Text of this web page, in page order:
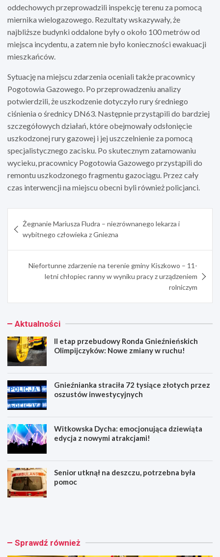
oddechowych przeprowadzili inspekcję terenu za pomocą
miernika wielogazowego. Rezultaty wskazywały, że
najbliższe budynki oddalone były o około 100 metrów od
miejsca incydentu, a zatem nie było konieczności ewakuacji
mieszkańców.
Sytuację na miejscu zdarzenia oceniali także pracownicy
Pogotowia Gazowego. Po przeprowadzeniu analizy
potwierdzili, że uszkodzenie dotyczyło rury średniego
ciśnienia o średnicy DN63. Następnie przystąpili do bardziej
szczegółowych działań, które obejmowały odsłonięcie
uszkodzonej rury gazowej i jej uszczelnienie za pomocą
specjalistycznego zacisku. Po skutecznym zatamowaniu
wycieku, pracownicy Pogotowia Gazowego przystąpili do
remontu uszkodzonego fragmentu gazociągu. Przez cały
czas interwencji na miejscu obecni byli również policjanci.
wpisu
Żegnanie Mariusza Fludra – niezrównanego lekarza i
wybitnego człowieka z Gniezna
Niefortunne zdarzenie na terenie gminy Kiszkowo – 11-
letni chłopiec ranny w wyniku pracy z urządzeniem
rolniczym
Aktualności
II etap przebudowy Ronda Gnieźnieńskich
Olimpijczyków: Nowe zmiany w ruchu!
Gnieźnianka straciła 72 tysiące złotych przez
oszustów inwestycyjnych
Witkowska Dycha: emocjonująca dziewiąta
edycja z nowymi atrakcjami!
Senior utknął na deszczu, potrzebna była
pomoc
I
p
G
n Sprawdź również